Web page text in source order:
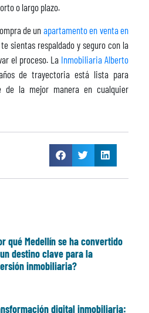
o largo plazo.
de un apartamento en venta en
sientas respaldado y seguro con la
el proceso. La Inmobiliaria Alberto
de trayectoria está lista para
de la mejor manera en cualquier
qué Medellín se ha convertido
destino clave para la
inmobiliaria?
digital inmobiliaria: